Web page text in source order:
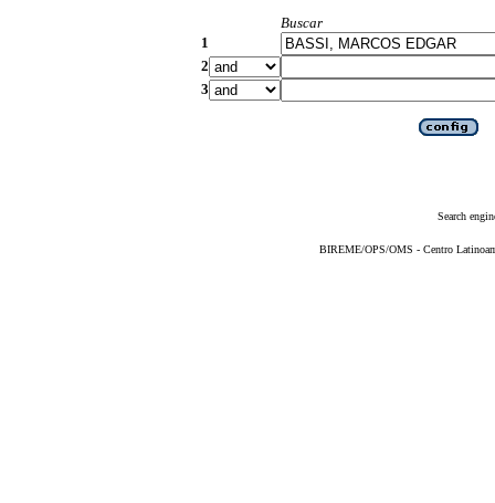
Buscar
1
2
3
Search
BIREME/OPS/OMS - Centro